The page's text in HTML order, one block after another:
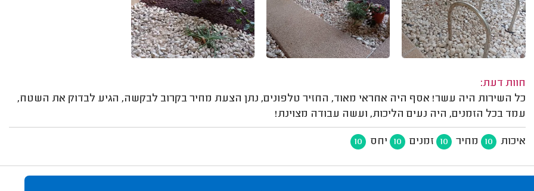
חוות דעת:
כל השירות היה עשר! אסף היה אחראי מאוד, החזיר טלפונים, נתן הצעת מחיר בקרוב לבקשה, הגיע לבדוק את השטח,
עמד בכל הזמנים, היה נעים הליכות, ועשה עבודה מצוינת!
איכות 10 מחיר 10 זמנים 10 יחס 10